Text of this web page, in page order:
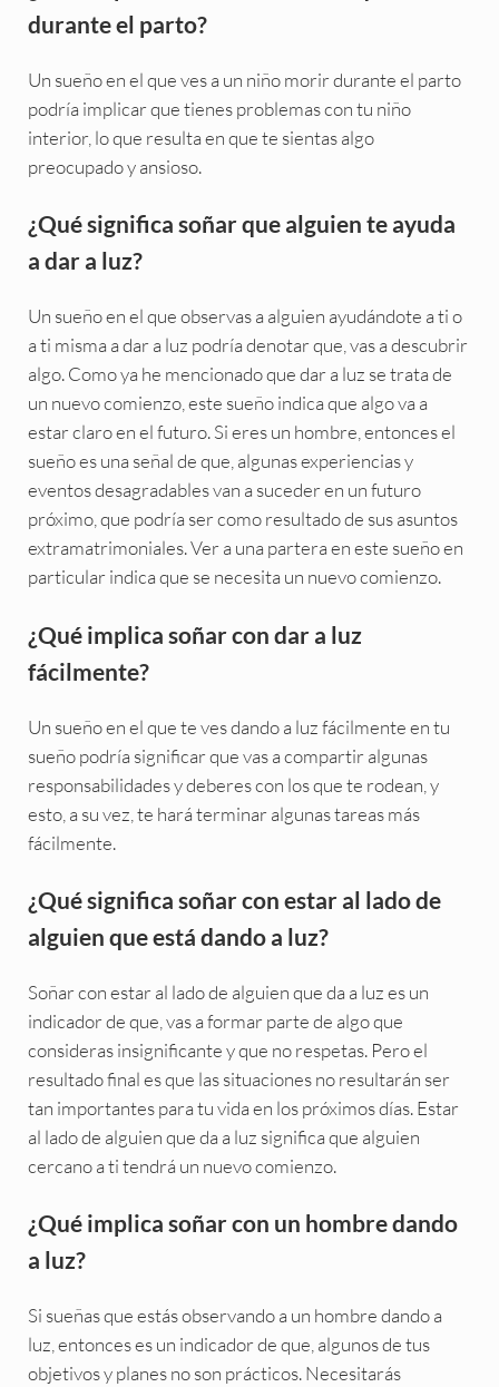
durante el parto?
Un sueño en el que ves a un niño morir durante el parto
podría implicar que tienes problemas con tu niño
interior, lo que resulta en que te sientas algo
preocupado y ansioso.
¿Qué significa soñar que alguien te ayuda
a dar a luz?
Un sueño en el que observas a alguien ayudándote a ti o
a ti misma a dar a luz podría denotar que, vas a descubrir
algo. Como ya he mencionado que dar a luz se trata de
un nuevo comienzo, este sueño indica que algo va a
estar claro en el futuro. Si eres un hombre, entonces el
sueño es una señal de que, algunas experiencias y
eventos desagradables van a suceder en un futuro
próximo, que podría ser como resultado de sus asuntos
extramatrimoniales. Ver a una partera en este sueño en
particular indica que se necesita un nuevo comienzo.
¿Qué implica soñar con dar a luz
fácilmente?
Un sueño en el que te ves dando a luz fácilmente en tu
sueño podría significar que vas a compartir algunas
responsabilidades y deberes con los que te rodean, y
esto, a su vez, te hará terminar algunas tareas más
fácilmente.
¿Qué significa soñar con estar al lado de
alguien que está dando a luz?
Soñar con estar al lado de alguien que da a luz es un
indicador de que, vas a formar parte de algo que
consideras insignificante y que no respetas. Pero el
resultado final es que las situaciones no resultarán ser
tan importantes para tu vida en los próximos días. Estar
al lado de alguien que da a luz significa que alguien
cercano a ti tendrá un nuevo comienzo.
¿Qué implica soñar con un hombre dando
a luz?
Si sueñas que estás observando a un hombre dando a
luz, entonces es un indicador de que, algunos de tus
objetivos y planes no son prácticos. Necesitarás